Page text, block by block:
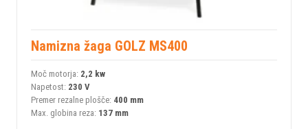
Namizna žaga GOLZ MS400
Moč motorja: 2,2 kw
Napetost: 230 V
Premer rezalne plošče: 400 mm
Max. globina reza: 137 mm